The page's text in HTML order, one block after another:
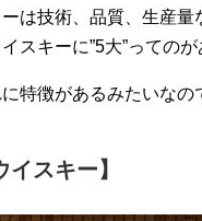
は技術、品質、生産
スキーに”5大”っての
特徴があるみたいなの
イスキー】